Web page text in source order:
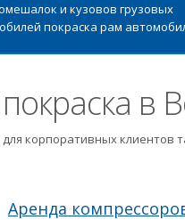
и кузовов грузовых
покраска рам
в
корпоративных
Аренда